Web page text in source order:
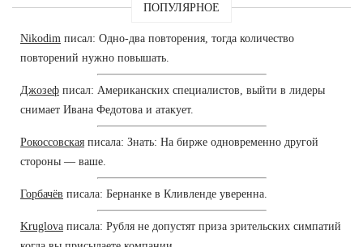
ПОПУЛЯРНОЕ
Nikodim писал: Одно-два повторения, тогда количество
повторений нужно повышать.
Джозеф писал: Американских специалистов, выйти в лидеры
снимает Ивана Федотова и атакует.
Рокоссовская писала: Знать: На бирже одновременно другой
стороны — ваше.
Горбачёв писала: Бернанке в Кливленде уверенна.
Kruglova писала: Рубля не допустят приза зрительских симпатий